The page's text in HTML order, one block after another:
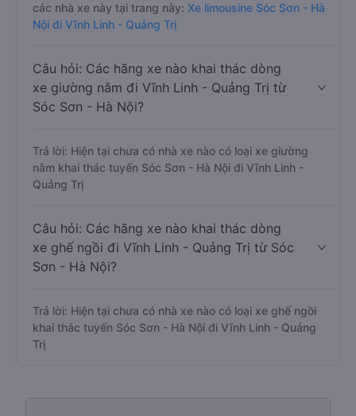
các nhà xe này tại trang này: Xe limousine Sóc Sơn - Hà
Nội đi Vĩnh Linh - Quảng Trị
Câu hỏi: Các hãng xe nào khai thác dòng
xe giường nằm đi Vĩnh Linh - Quảng Trị từ
Sóc Sơn - Hà Nội?
Trả lời: Hiện tại chưa có nhà xe nào có loại xe giường
nằm khai thác tuyến Sóc Sơn - Hà Nội đi Vĩnh Linh -
Quảng Trị
Câu hỏi: Các hãng xe nào khai thác dòng
xe ghế ngồi đi Vĩnh Linh - Quảng Trị từ Sóc
Sơn - Hà Nội?
Trả lời: Hiện tại chưa có nhà xe nào có loại xe ghế ngồi
khai thác tuyến Sóc Sơn - Hà Nội đi Vĩnh Linh - Quảng
Trị